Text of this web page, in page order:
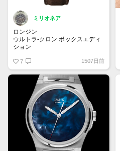
ミリオネア
ロンジン
ウルトラ-クロン ボックスエディ
ション
ロン ダイバーの復刻モデルとな
ります。特徴はオリジナルと同様
に3万6000振動/時というハイビ
ートのCal.L836.6を搭載。ケース
は僅かにサイズアップしましたが
見事な再現度です✨
7 1507日前